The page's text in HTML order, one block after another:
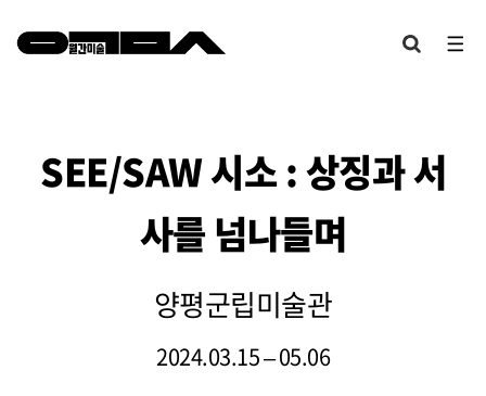
SEE/SAW시소:상징과 서
사를 넘나들며
양평군립미술관
2024.03.15 – 05.06